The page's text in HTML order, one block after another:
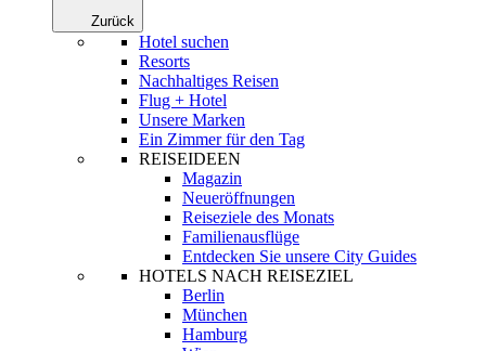
Zurück
Hotel suchen
Resorts
Nachhaltiges Reisen
Flug + Hotel
Unsere Marken
Ein Zimmer für den Tag
REISEIDEEN
Magazin
Neueröffnungen
Reiseziele des Monats
Familienausflüge
Entdecken Sie unsere City Guides
HOTELS NACH REISEZIEL
Berlin
München
Hamburg